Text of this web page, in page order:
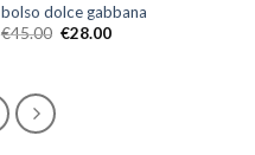
bolso dolce gabbana
€45.00 €28.00